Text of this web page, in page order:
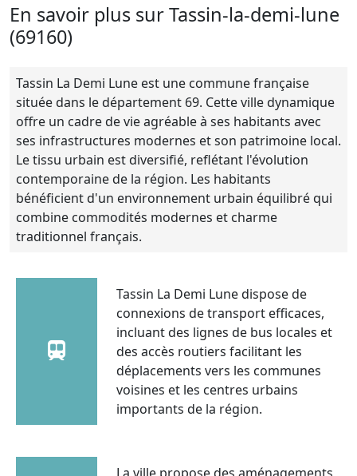
En savoir plus sur Tassin-la-demi-lune
(69160)
Tassin La Demi Lune est une commune française
située dans le département 69. Cette ville dynamique
offre un cadre de vie agréable à ses habitants avec
ses infrastructures modernes et son patrimoine local.
Le tissu urbain est diversifié, reflétant l'évolution
contemporaine de la région. Les habitants
bénéficient d'un environnement urbain équilibré qui
combine commodités modernes et charme
traditionnel français.
Tassin La Demi Lune dispose de
connexions de transport efficaces,
incluant des lignes de bus locales et
des accès routiers facilitant les
déplacements vers les communes
voisines et les centres urbains
importants de la région.
La ville propose des aménagements